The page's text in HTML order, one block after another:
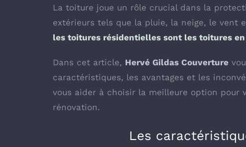
La toiture joue un rôle crucial dans la
extérieurs tels que la pluie, la neige, le vent
les toitures résidentielles sont les toitures
Dans cet article, Hervé Gildas Couverture
caractéristiques, les avantages et les
vous aider à choisir la meilleure option pour
rénovation.
Les